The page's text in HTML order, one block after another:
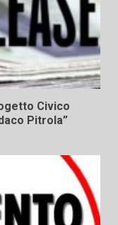
Civico
Pitrola”